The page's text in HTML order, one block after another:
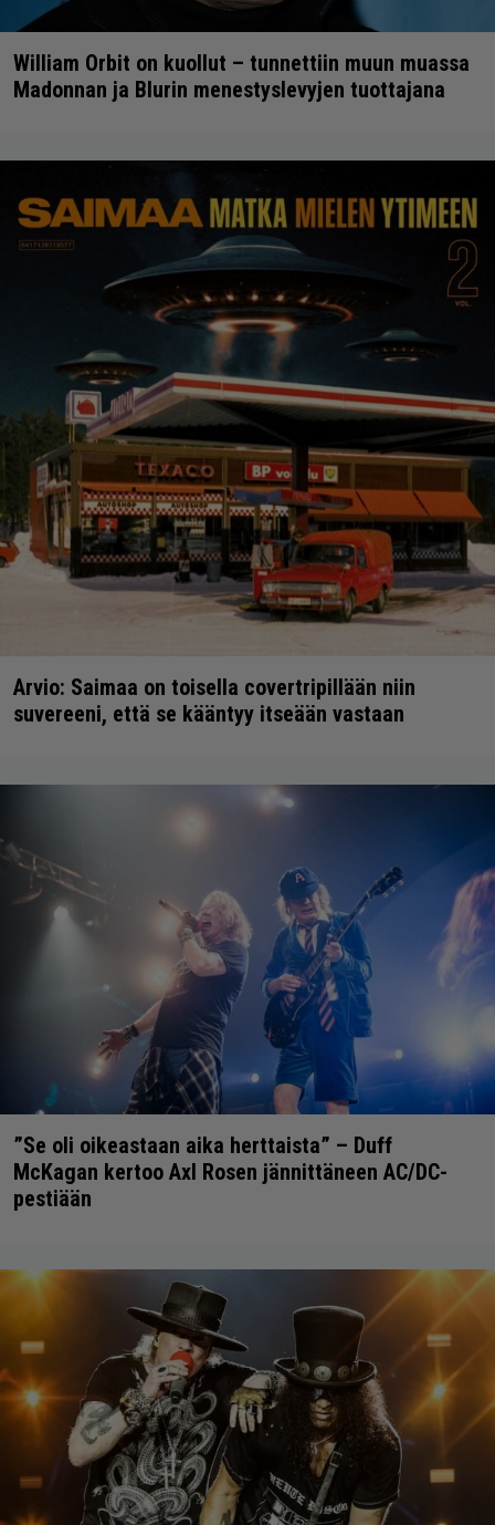
William Orbit on kuollut – tunnettiin muun muassa
Madonnan ja Blurin menestyslevyjen tuottajana
Arvio: Saimaa on toisella covertripillään niin
suvereeni, että se kääntyy itseään vastaan
”Se oli oikeastaan aika herttaista” – Duff
McKagan kertoo Axl Rosen jännittäneen AC/DC-
pestiään